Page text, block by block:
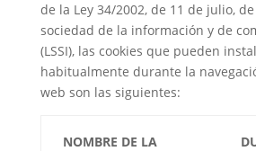
de la Ley 34/2002, de 11 de julio,
sociedad de la información y de
(LSSI), las cookies que pueden
habitualmente durante la
web son las siguientes:
NOMBRE DE LA